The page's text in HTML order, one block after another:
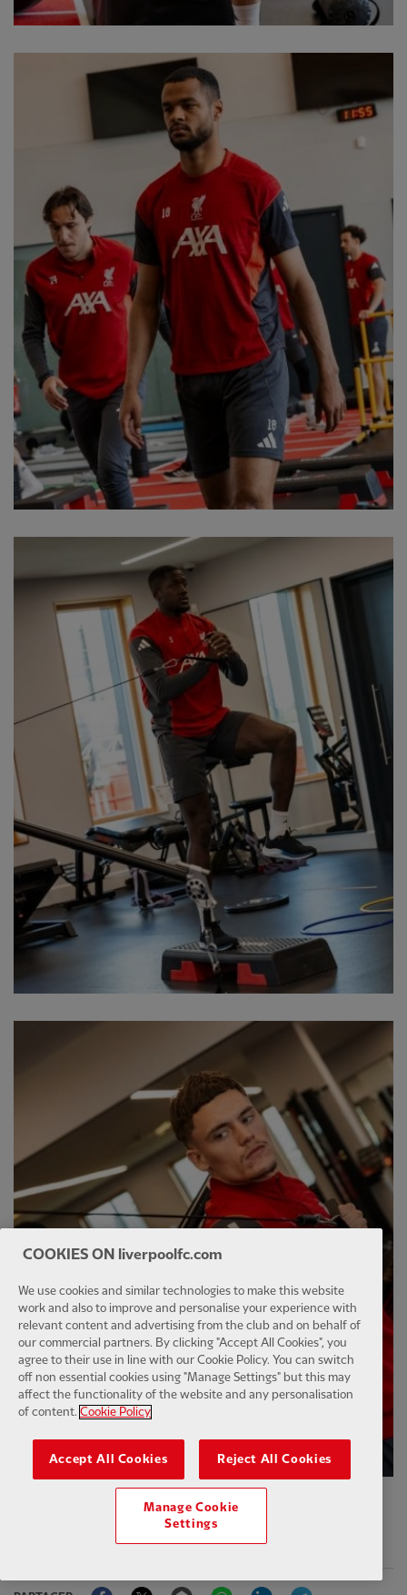
14ÈME MAI 2026
FacebookTwitter Email WhatsAppLinkedIn
COOKIES ON liverpoolfc.com
We use cookies and similar technologies to make this website
work and also to improve and personalise your experience with
relevant content and advertising from the club and on behalf of
our commercial partners. By clicking "Accept All Cookies", you
agree to their use in line with our Cookie Policy. You can switch
off non essential cookies using "Manage Settings" but this may
affect the functionality of the website and any personalisation
of content. Cookie Policy
Accept All Cookies Reject All Cookies
Manage Cookie
Settings